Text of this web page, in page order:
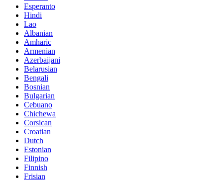
Esperanto
Hindi
Lao
Albanian
Amharic
Armenian
Azerbaijani
Belarusian
Bengali
Bosnian
Bulgarian
Cebuano
Chichewa
Corsican
Croatian
Dutch
Estonian
Filipino
Finnish
Frisian